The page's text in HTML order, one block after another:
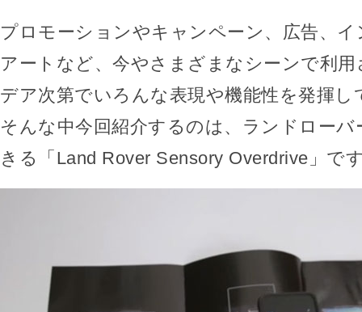
プロモーションやキャンペーン、広告、
アートなど、今やさまざまなシーンで利
デア次第でいろんな表現や機能性を発揮
そんな中今回紹介するのは、ランドローバ
きる「Land Rover Sensory Overdrive」で